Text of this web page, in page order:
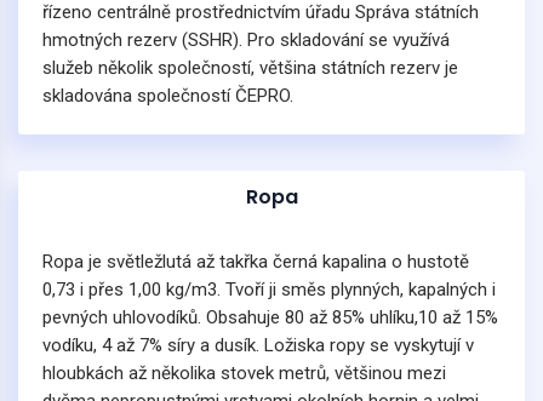
řízeno centrálně prostřednictvím úřadu Správa státních
hmotných rezerv (SSHR). Pro skladování se využívá
služeb několik společností, většina státních rezerv je
skladována společností ČEPRO.
Ropa
Ropa je světležlutá až takřka černá kapalina o hustotě
0,73 i přes 1,00 kg/m3. Tvoří ji směs plynných, kapalných i
pevných uhlovodíků. Obsahuje 80 až 85% uhlíku,10 až 15%
vodíku, 4 až 7% síry a dusík. Ložiska ropy se vyskytují v
hloubkách až několika stovek metrů, většinou mezi